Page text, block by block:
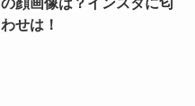
わせは！